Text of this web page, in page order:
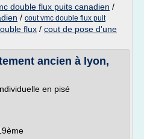
double flux puits canadien /
/ cout vmc double flux puit
flux / cout de pose d'une
ancien à lyon,
en pisé